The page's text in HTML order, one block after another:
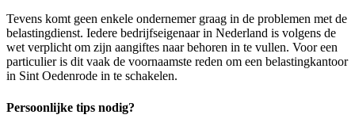
Tevens komt geen enkele ondernemer graag in de problemen met de
belastingdienst. Iedere bedrijfseigenaar in Nederland is volgens de
wet verplicht om zijn aangiftes naar behoren in te vullen. Voor een
particulier is dit vaak de voornaamste reden om een belastingkantoor
in Sint Oedenrode in te schakelen.
Persoonlijke tips nodig?